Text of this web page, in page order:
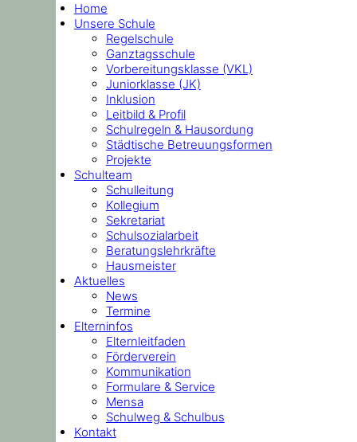
Home
Unsere Schule
Regelschule
Ganztagsschule
Vorbereitungsklasse (VKL)
Juniorklasse (JK)
Inklusion
Leitbild & Profil
Schulregeln & Hausordung
Städtische Betreuungsformen
Projekte
Schulteam
Schulleitung
Kollegium
Sekretariat
Schulsozialarbeit
Beratungslehrkräfte
Hausmeister
Aktuelles
News
Termine
Elterninfos
Elternleitfaden
Förderverein
Kommunikation
Formulare & Service
Mensa
Schulweg & Schulbus
Kontakt